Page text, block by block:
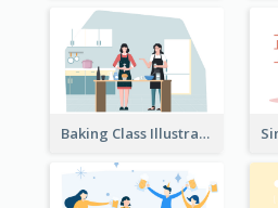
Baking Class Illustration